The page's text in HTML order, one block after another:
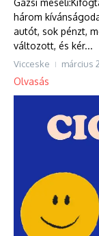
három
autót, sok pénzt,
változott, és kér...
Vicceske március
Olvasás